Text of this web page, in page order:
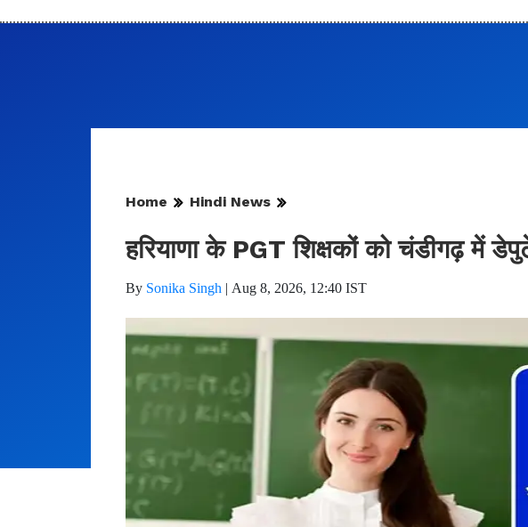
Home Hindi News
हरियाणा के PGT शिक्षकों को चंडीगढ़ में
By Sonika Singh | Aug 8, 2026, 12:40 IST